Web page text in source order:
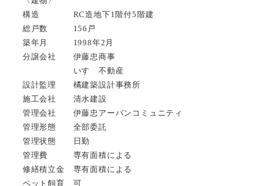
構造 RC造地下1階付5階建
総戸数 156戸
築年月 1998年2月
分譲会社 伊藤忠商事
いすゞ不動産
設計監理 橘建築設計事務所
施工会社 清水建設
管理会社 伊藤忠アーバンコミュニティ
管理形態 全部委託
管理状態 日勤
管理費 専有面積による
修繕積立金 専有面積による
ペット飼育 可